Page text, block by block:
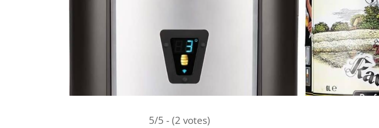
5/5 - (2 votes)